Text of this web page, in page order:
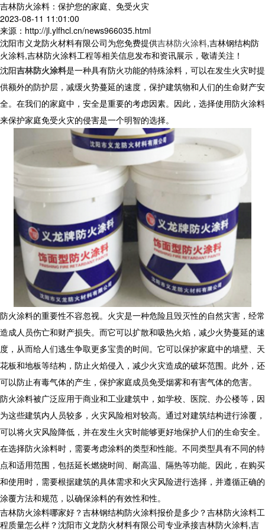
吉林防火涂料：保护您的家庭、免受火灾
2023-08-11 11:01:00
来源：http://jl.ylfhcl.cn/news966035.html
沈阳市义龙防火材料有限公司为您免费提供吉林防火涂料,吉林钢结构防
火涂料,吉林防火涂料工程等相关信息发布和资讯展示，敬请关注！
沈阳吉林防火涂料是一种具有防火功能的特殊涂料，可以在发生火灾时提
供额外的防护层，减缓火势蔓延的速度，保护建筑物和人们的生命财产安
全。在我们的家庭中，安全是重要的考虑因素。因此，选择使用防火涂料
来保护家庭免受火灾的侵害是一个明智的选择。
防火涂料的重要性不容忽视。火灾是一种危险且毁灭性的自然灾害，经常
造成人员伤亡和财产损失。而它可以扩散和吸热火焰，减少火势蔓延的速
度，从而给人们逃生争取更多宝贵的时间。它可以保护家庭中的墙壁、天
花板和地板等结构，防止火焰侵入，减少火灾造成的破坏范围。此外，还
可以防止有毒气体的产生，保护家庭成员免受烟雾和有害气体的危害。
防火涂料被广泛应用于商业和工业建筑中，如学校、医院、办公楼等，因
为这些建筑内人员较多，火灾风险相对较高。通过对建筑结构进行涂覆，
可以将火灾风险降低，并在发生火灾时能够更好地保护人们的生命安全。
在选择防火涂料时，需要考虑涂料的类型和性能。不同类型具有不同的特
点和适用范围，包括延长燃烧时间、耐高温、隔热等功能。因此，在购买
和使用时，需要根据建筑的具体需求和火灾风险进行选择，并遵循正确的
涂覆方法和规范，以确保涂料的有效性和性。
吉林防火涂料哪家好？吉林钢结构防火涂料报价是多少？吉林防火涂料工
程质量怎么样？沈阳市义龙防火材料有限公司专业承接吉林防火涂料,吉